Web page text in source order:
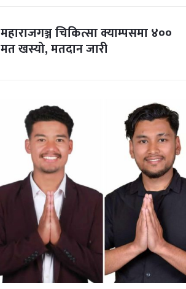
महाराजगञ्ज चिकित्सा क्याम्पसमा ४००
मत खस्यो, मतदान जारी